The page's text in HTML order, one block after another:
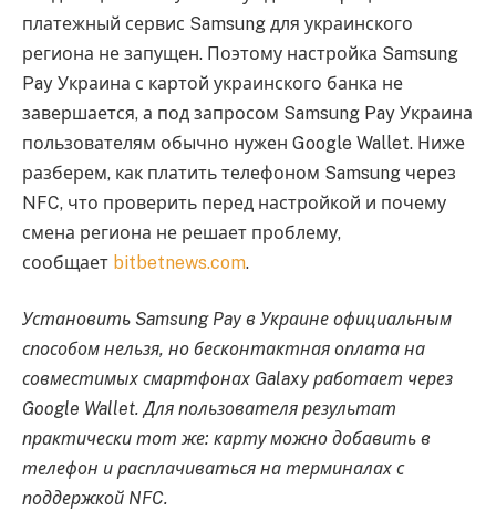
платежный сервис Samsung для украинского
региона не запущен. Поэтому настройка Samsung
Pay Украина с картой украинского банка не
завершается, а под запросом Samsung Pay Украина
пользователям обычно нужен Google Wallet. Ниже
разберем, как платить телефоном Samsung через
NFC, что проверить перед настройкой и почему
смена региона не решает проблему,
сообщает bitbetnews.com.
Установить Samsung Pay в Украине официальным
способом нельзя, но бесконтактная оплата на
совместимых смартфонах Galaxy работает через
Google Wallet. Для пользователя результат
практически тот же: карту можно добавить в
телефон и расплачиваться на терминалах с
поддержкой NFC.